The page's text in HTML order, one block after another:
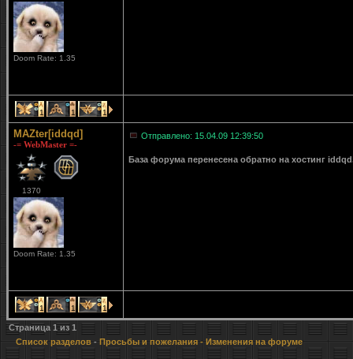
Doom Rate: 1.35
1 1 1
MAZter[iddqd]
-= WebMaster =-
1370
Doom Rate: 1.35
Отправлено: 15.04.09 12:39:50
База форума перенесена обратно на хостинг
1 1 1
Страница 1из 1
Список разделов - Просьбы и пожелания - Изменения на форуме